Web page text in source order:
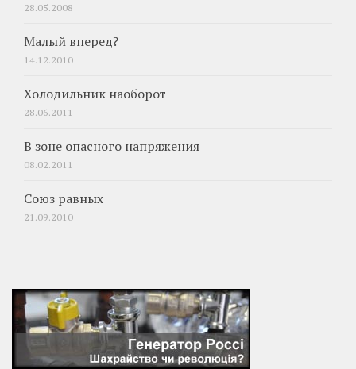
28.05.2008
Малый вперед?
14.12.2010
Холодильник наоборот
28.06.2011
В зоне опасного напряжения
08.02.2011
Союз равных
21.09.2010